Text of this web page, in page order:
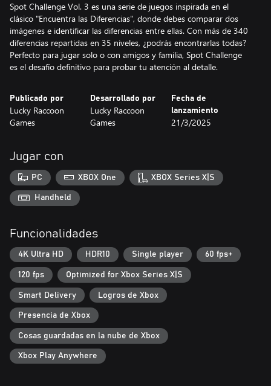
Spot Challenge Vol. 3 es una serie de juegos inspirada en el
clásico "Encuentra las Diferencias", donde debes comparar dos
imágenes e identificar las diferencias entre ellas. Con más de 340
diferencias repartidas en 35 niveles, ¿podrás encontrarlas todas?
Perfecto para jugar solo o con amigos y familia, Spot Challenge
es el desafío definitivo para probar tu atención al detalle.
Publicado por
Lucky Raccoon
Games
Desarrollado por
Lucky Raccoon
Games
Fecha de
lanzamiento
21/3/2025
Jugar con
PC XBOX One XBOX Series X|S
Handheld
Funcionalidades
4K Ultra HD HDR10 Single player 60 fps+
120 fps Optimized for Xbox Series X|S
Smart Delivery Logros de Xbox
Presencia de Xbox
Cosas guardadas en la nube de Xbox
Xbox Play Anywhere